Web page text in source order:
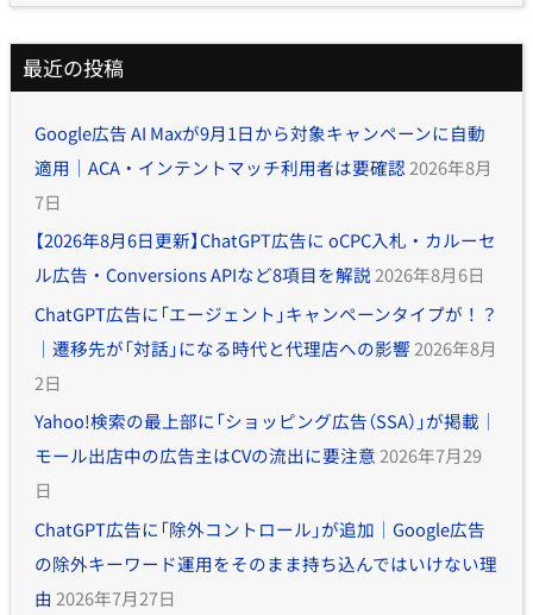
最近の投稿
Google広告 AI Maxが9月1日から対象キャンペーンに自動
適用｜ACA・インテントマッチ利用者は要確認 2026年8月
7日
【2026年8月6日更新】ChatGPT広告に oCPC入札・カルーセ
ル広告・Conversions APIなど8項目を解説2026年8月6日
ChatGPT広告に「エージェント」キャンペーンタイプが！？
｜遷移先が「対話」になる時代と代理店への影響 2026年8月
2日
Yahoo!検索の最上部に「ショッピング広告（SSA）」が掲載｜
モール出店中の広告主はCVの流出に要注意2026年7月29
日
ChatGPT広告に「除外コントロール」が追加｜Google広告
の除外キーワード運用をそのまま持ち込んではいけない理
由 2026年7月27日